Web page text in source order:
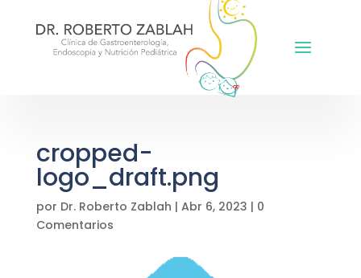
cropped-
logo_draft.png
por Dr. Roberto Zablah | Abr 6, 2023 | 0
Comentarios